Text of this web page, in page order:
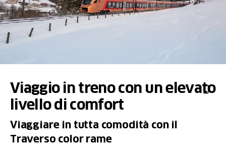
Viaggio in treno con un elevato
livello di comfort
Viaggiare in tutta comodità con il
Traverso color rame